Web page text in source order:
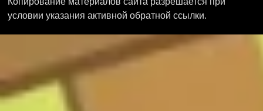
условии указания активной обратной ссылки.